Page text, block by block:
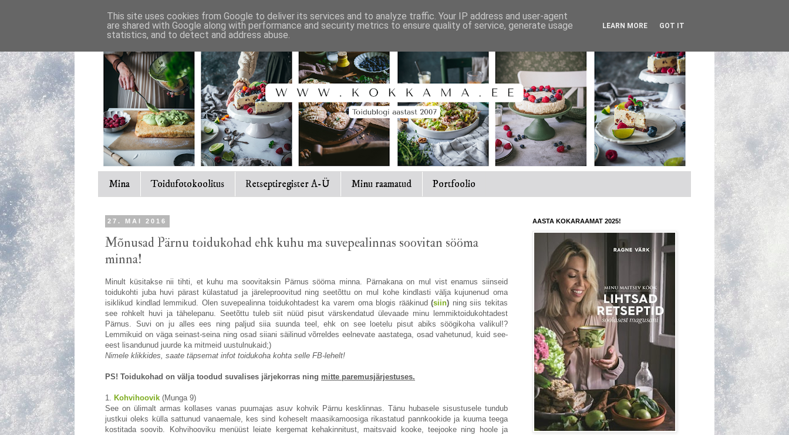
Mina Toidufotokoolitus Retseptiregister A-Ü Minu raamatud Portfoolio
27. MAI 2016
Mõnusad Pärnu toidukohad ehk kuhu ma suvepealinnas soovitan sööma
minna!
Minult küsitakse nii tihti, et kuhu ma soovitaksin Pärnus sööma minna. Pärnakana on mul vist enamus siinseid
toidukohti juba huvi pärast külastatud ja järeleproovitud ning seetõttu on mul kohe kindlasti välja kujunenud oma
isiklikud kindlad lemmikud. Olen suvepealinna toidukohtadest ka varem oma blogis rääkinud(siin) ning siis tekitas
see rohkelt huvi ja tähelepanu. Seetõttu tuleb siit nüüd pisut värskendatud ülevaade minu lemmiktoidukohtadest
Pärnus. Suvi on ju alles ees ning paljud siia suunda teel, ehk on see loetelu pisut abiks söögikoha valikul!?
Lemmikuid on väga seinast-seina ning osad siiani säilinud võrreldes eelnevate aastatega, osad vahetunud, kuid see-
eest lisandunud juurde ka mitmeid uustulnukaid;)
Nimele klikkides, saate täpsemat infot toidukoha kohta selle FB-lehelt!
PS! Toidukohad on välja toodud suvalises järjekorras ning mitte paremusjärjestuses.
1. Kohvihoovik (Munga 9)
See on ülimalt armas kollases vanas puumajas asuv kohvik Pärnu kesklinnas. Tänu hubasele sisustusele tundub
justkui oleks külla sattunud vanaemale, kes sind koheselt maasikamoosiga rikastatud pannkookide ja kuuma teega
kostitada soovib. Kohvihooviku menüüst leiate kergemat kehakinnitust, maitsvaid kooke, teejooke ning hoole ja
AASTA KOKARAAMAT 2025!
This site uses cookies from Google to deliver its services and to analyze traffic. Your IP address and user-agent
are shared with Google along with performance and security metrics to ensure quality of service, generate usage
statistics, and to detect and address abuse.
LEARN MORE GOT IT